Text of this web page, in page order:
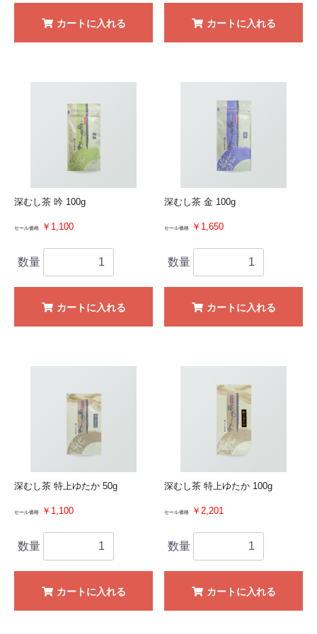
カートに入れる カートに入れる
深むし茶 吟 100g
セール価格 ￥1,100
数量
カートに入れる
深むし茶 金 100g
セール価格 ￥1,650
数量
カートに入れる
深むし茶 特上ゆたか 50g
セール価格 ￥1,100
数量
カートに入れる
深むし茶 特上ゆたか 100g
セール価格 ￥2,201
数量
カートに入れる